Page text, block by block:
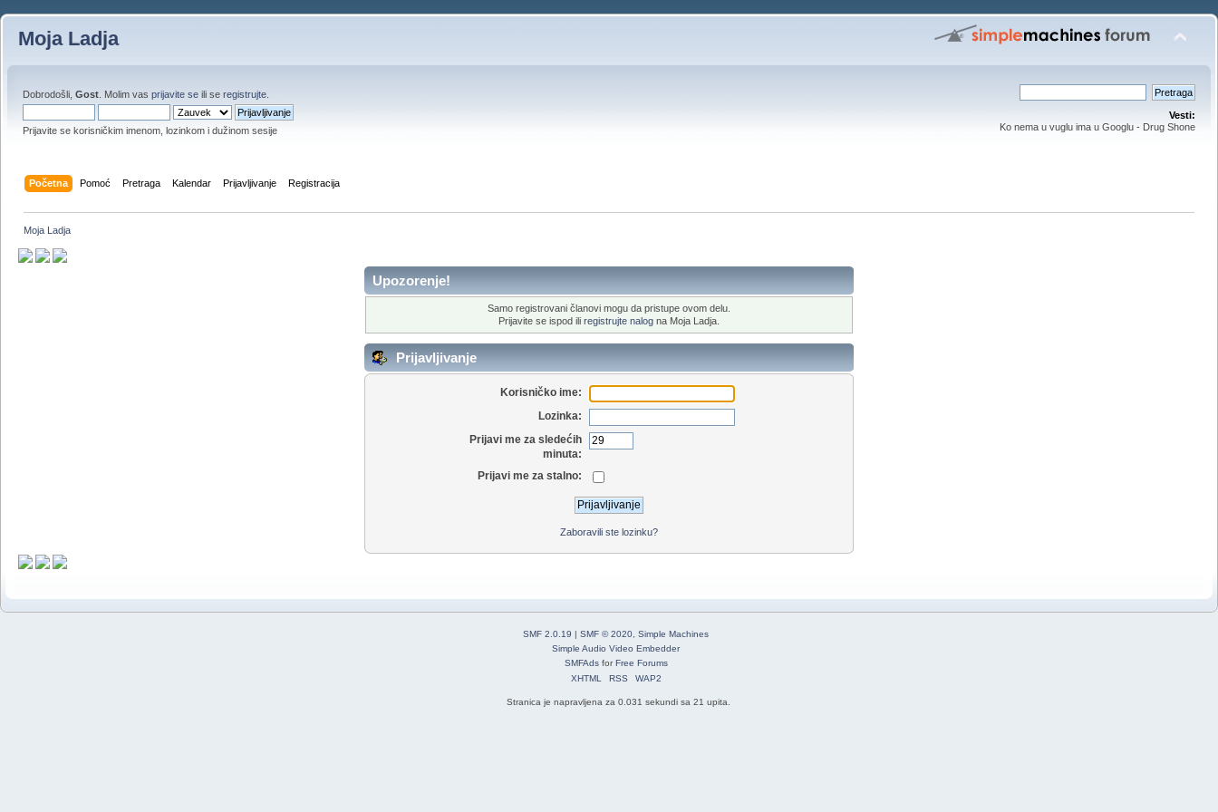
Moja Ladja
Dobrodošli, Gost . Molim vas prijavite se ili se registrujte
Prijavite se korisničkim imenom, lozinkom i dužinom sesije
Vesti:
Ko nema u vuglu ima u Googlu - Drug Shone
Početna Pomoć Pretraga Kalendar Prijavljivanje Registracija
Moja Ladja
Upozorenje!
Samo registrovani članovi mogu da pristupe ovom delu.
Prijavite se ispod ili registrujte nalog na Moja Ladja.
Prijavljivanje
Korisničko ime:
Lozinka:
Prijavi me za sledećih
minuta:
Prijavi me za stalno:
Zaboravili ste lozinku?
SMF 2.0.19 | SMF © 2020 Simple Machines
Simple Audio Video Embedder
SMFAdsforFree Forums
XHTML
RSS WAP2
Stranica je napravljena za 0.031 sekundi sa 21 upita.